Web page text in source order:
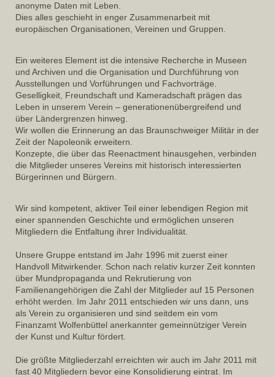
anonyme Daten mit Leben.
Dies alles geschieht in enger Zusammenarbeit mit
europäischen Organisationen, Vereinen und Gruppen.
Ein weiteres Element ist die intensive Recherche in Museen
und Archiven und die Organisation und Durchführung von
Ausstellungen und Vorführungen und Fachvorträge.
Geselligkeit, Freundschaft und Kameradschaft prägen das
Leben in unserem Verein – generationenübergreifend und
über Ländergrenzen hinweg.
Wir wollen die Erinnerung an das Braunschweiger Militär in der
Zeit der Napoleonik erweitern.
Konzepte, die über das Reenactment hinausgehen, verbinden
die Mitglieder unseres Vereins mit historisch interessierten
Bürgerinnen und Bürgern.
Wir sind kompetent, aktiver Teil einer lebendigen Region mit
einer spannenden Geschichte und ermöglichen unseren
Mitgliedern die Entfaltung ihrer Individualität.
Unsere Gruppe entstand im Jahr 1996 mit zuerst einer
Handvoll Mitwirkender. Schon nach relativ kurzer Zeit konnten
über Mundpropaganda und Rekrutierung von
Familienangehörigen die Zahl der Mitglieder auf 15 Personen
erhöht werden. Im Jahr 2011 entschieden wir uns dann, uns
als Verein zu organisieren und sind seitdem ein vom
Finanzamt Wolfenbüttel anerkannter gemeinnütziger Verein
der Kunst und Kultur fördert.
Die größte Mitgliederzahl erreichten wir auch im Jahr 2011 mit
fast 40 Mitgliedern bevor eine Konsolidierung eintrat. Im